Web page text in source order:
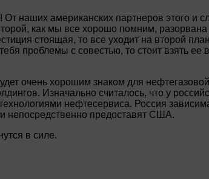
От наших американских партнеров этого и
как мы все хорошо помним,
стоящая, то все уходит на второй
проблемы с совестью, то стоит взять ее
очень хорошим знаком для
Изначально считалось, что у
нефтесервиса. Россия
непосредственно предоставят США.
в силе.